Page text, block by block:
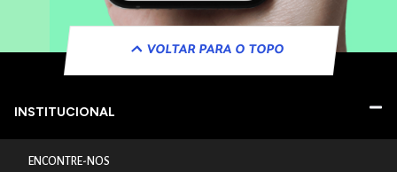
VOLTAR PARA O TOPO
INSTITUCIONAL
ENCONTRE-NOS